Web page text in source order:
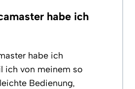
habe ich
habe ich
ich von meinem so
Bedienung,